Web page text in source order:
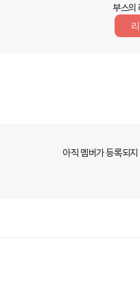
부스의
아직 멤버가 등록되지